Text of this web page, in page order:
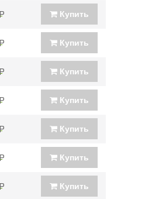
Купить
Купить
Купить
Купить
Купить
Купить
Купить